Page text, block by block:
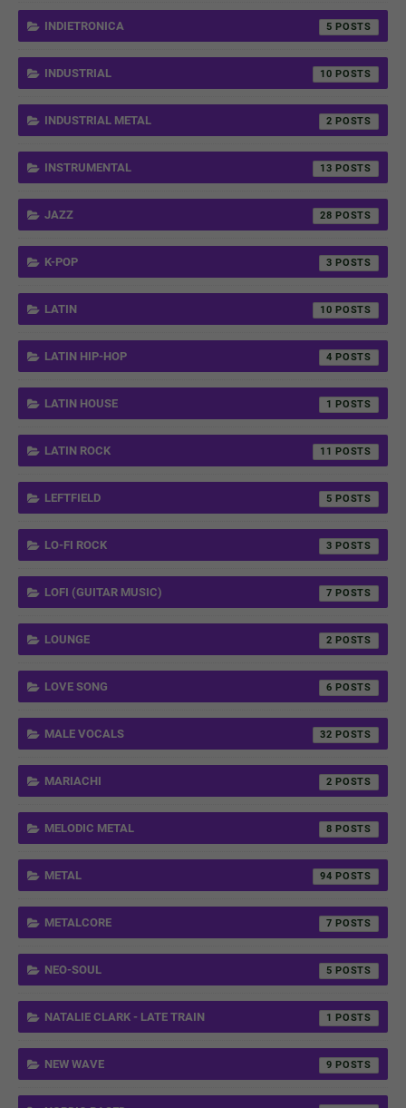
INDIETRONICA 5
INDUSTRIAL 10
INDUSTRIAL METAL 2
INSTRUMENTAL 13
JAZZ 28
K-POP 3
LATIN 10
LATIN HIP-HOP 4
LATIN HOUSE 1
LATIN ROCK 11
LEFTFIELD 5
LO-FI ROCK 3
LOFI (GUITAR MUSIC) 7
LOUNGE 2
LOVE SONG 6
MALE VOCALS 32
MARIACHI 2
MELODIC METAL 8
METAL 94
METALCORE 7
NEO-SOUL 5
NATALIE CLARK - LATE TRAIN 1
NEW WAVE 9